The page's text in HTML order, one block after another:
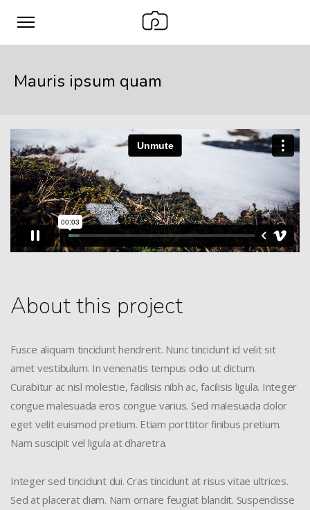
Mauris ipsum quam
About this project
Fusce aliquam tincidunt hendrerit. Nunc tincidunt id velit sit
amet vestibulum. In venenatis tempus odio ut dictum.
Curabitur ac nisl molestie, facilisis nibh ac, facilisis ligula. Integer
congue malesuada eros congue varius. Sed malesuada dolor
eget velit euismod pretium. Etiam porttitor finibus pretium.
Nam suscipit vel ligula at dharetra.
Integer sed tincidunt dui. Cras tincidunt at risus vitae ultrices.
Sed at placerat diam. Nam ornare feugiat blandit. Suspendisse